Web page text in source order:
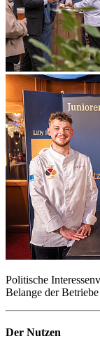
Politische
Belange der Betriebe
Der Nutzen